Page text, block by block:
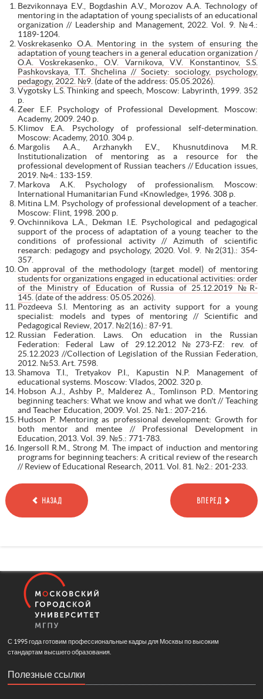
Bezvikonnaya E.V., Bogdashin A.V., Morozov A.A. Technology of
mentoring in the adaptation of young specialists of an educational
organization // Leadership and Management, 2022. Vol. 9. №4.:
1189-1204.
Voskrekasenko O.A. Mentoring in the system of ensuring the
adaptation of young teachers in a general education organization /
O.A. Voskrekasenko., O.V. Varnikova, V.V. Konstantinov, S.S.
Pashkovskaya, T.T. Shchelina // Society: sociology, psychology,
pedagogy, 2022. №9. (date of the address: 05.05.2026).
Vygotsky L.S. Thinking and speech, Moscow: Labyrinth, 1999. 352
p.
Zeer E.F. Psychology of Professional Development. Moscow:
Academy, 2009. 240 p.
Klimov E.A. Psychology of professional self-determination.
Moscow: Academy, 2010. 304 p.
Margolis A.A., Arzhanykh E.V., Khusnutdinova M.R.
Institutionalization of mentoring as a resource for the
professional development of Russian teachers // Education issues,
2019. №4.: 133-159.
Markova A.K. Psychology of professionalism. Moscow:
International Humanitarian Fund «Knowledge», 1996. 308 p.
Mitina L.M. Psychology of professional development of a teacher.
Moscow: Flint, 1998. 200 p.
Ovchinnikova L.A., Dekman I.E. Psychological and pedagogical
support of the process of adaptation of a young teacher to the
conditions of professional activity // Azimuth of scientific
research: pedagogy and psychology, 2020. Vol. 9. №2(31).: 354-
357.
On approval of the methodology (target model) of mentoring
students for organizations engaged in educational activities: order
of the Ministry of Education of Russia of 25.12.2019 №R-
145 . (date of the address: 05.05.2026).
Pozdeeva S.I. Mentoring as an activity support for a young
specialist: models and types of mentoring // Scientific and
Pedagogical Review, 2017. №2(16).: 87-91.
Russian Federation. Laws. On education in the Russian
Federation: Federal Law of 29.12.2012 №273-FZ: rev. of
25.12.2023 //Collection of Legislation of the Russian Federation,
2012. №53. Art. 7598.
Shamova T.I., Tretyakov P.I., Kapustin N.P. Management of
educational systems. Moscow: Vlados, 2002. 320 p.
Hobson A.J., Ashby P., Malderez A., Tomlinson P.D. Mentoring
beginning teachers: What we know and what we don't // Teaching
and Teacher Education, 2009. Vol. 25. №1.: 207-216.
Hudson P. Mentoring as professional development: Growth for
both mentor and mentee // Professional Development in
Education, 2013. Vol. 39. №5.: 771-783.
Ingersoll R.M., Strong M. The impact of induction and mentoring
programs for beginning teachers: A critical review of the research
// Review of Educational Research, 2011. Vol. 81. №2.: 201-233.
НАЗАД ВПЕРЕД
С 1995 года готовим профессиональные кадры для Москвы по высоким
стандартам высшего образования.
Полезные ссылки